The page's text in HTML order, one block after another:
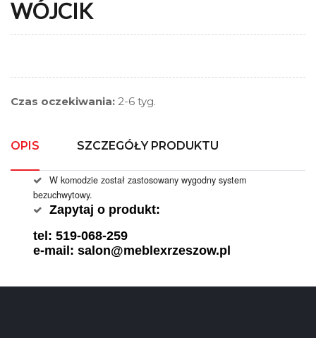
WÓJCIK
Czas oczekiwania: 2-6 tyg.
OPIS SZCZEGÓŁY PRODUKTU
W komodzie został zastosowany wygodny system
bezuchwytowy.
Zapytaj o produkt:
tel: 519-068-259
e-mail: salon@meblexrzeszow.pl